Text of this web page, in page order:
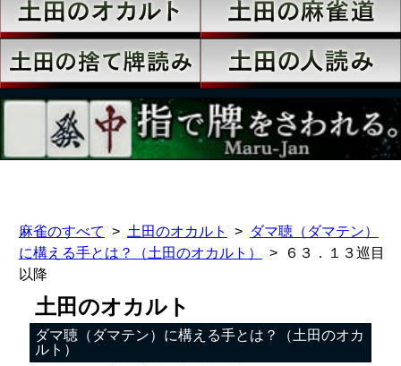
麻雀のすべて 土田のオカルト
ダマ聴（ダマテン）
に構える手とは？（土田のオカルト）
６３．１３巡目
以降
土田のオカルト
ダマ聴（ダマテン）に構える手とは？（土田のオカ
ルト）